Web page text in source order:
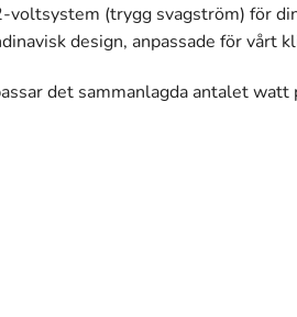
(trygg svagström) för
design, anpassade för vårt
det sammanlagda antalet